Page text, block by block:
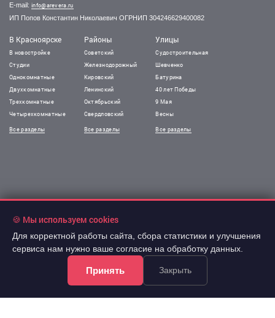
E-mail: info@arevera.ru
ИП Попов Константин Николаевич ОГРНИП 304246629400082
В Красноярске
В новостройке
Студии
Однокомнатные
Двухкомнатные
Трехкомнатные
Четырехкомнатные
Все разделы
Районы
Советский
Железнодорожный
Кировский
Ленинский
Октябрьский
Свердловский
Все разделы
Улицы
Судостроительная
Шевченко
Батурина
40 лет Победы
9 Мая
Весны
Все разделы
Все права защищены. При использовании
🍪 Мы используем cookies
Для корректной работы сайта, сбора статистики и улучшения
сервиса нам нужно ваше согласие на обработку данных.
Принять Закрыть